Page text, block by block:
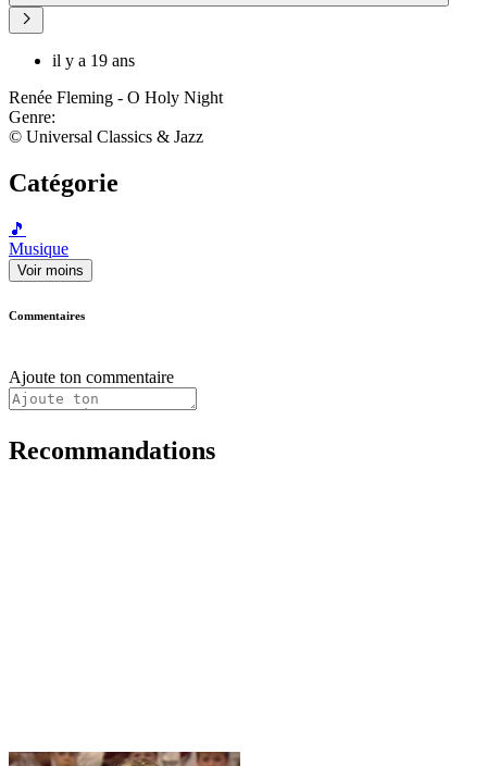
il y a 19 ans
Renée Fleming - O Holy Night
Genre:
© Universal Classics & Jazz
Catégorie
🎵
Musique
Voir moins
Commentaires
Ajoute ton commentaire
Recommandations